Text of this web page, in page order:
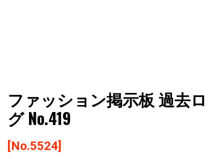
ファショコン通信
ッションとモードを分析するファッション情報サイトです
ファッション掲示板 過去ロ
グ No.419
[No.5524]